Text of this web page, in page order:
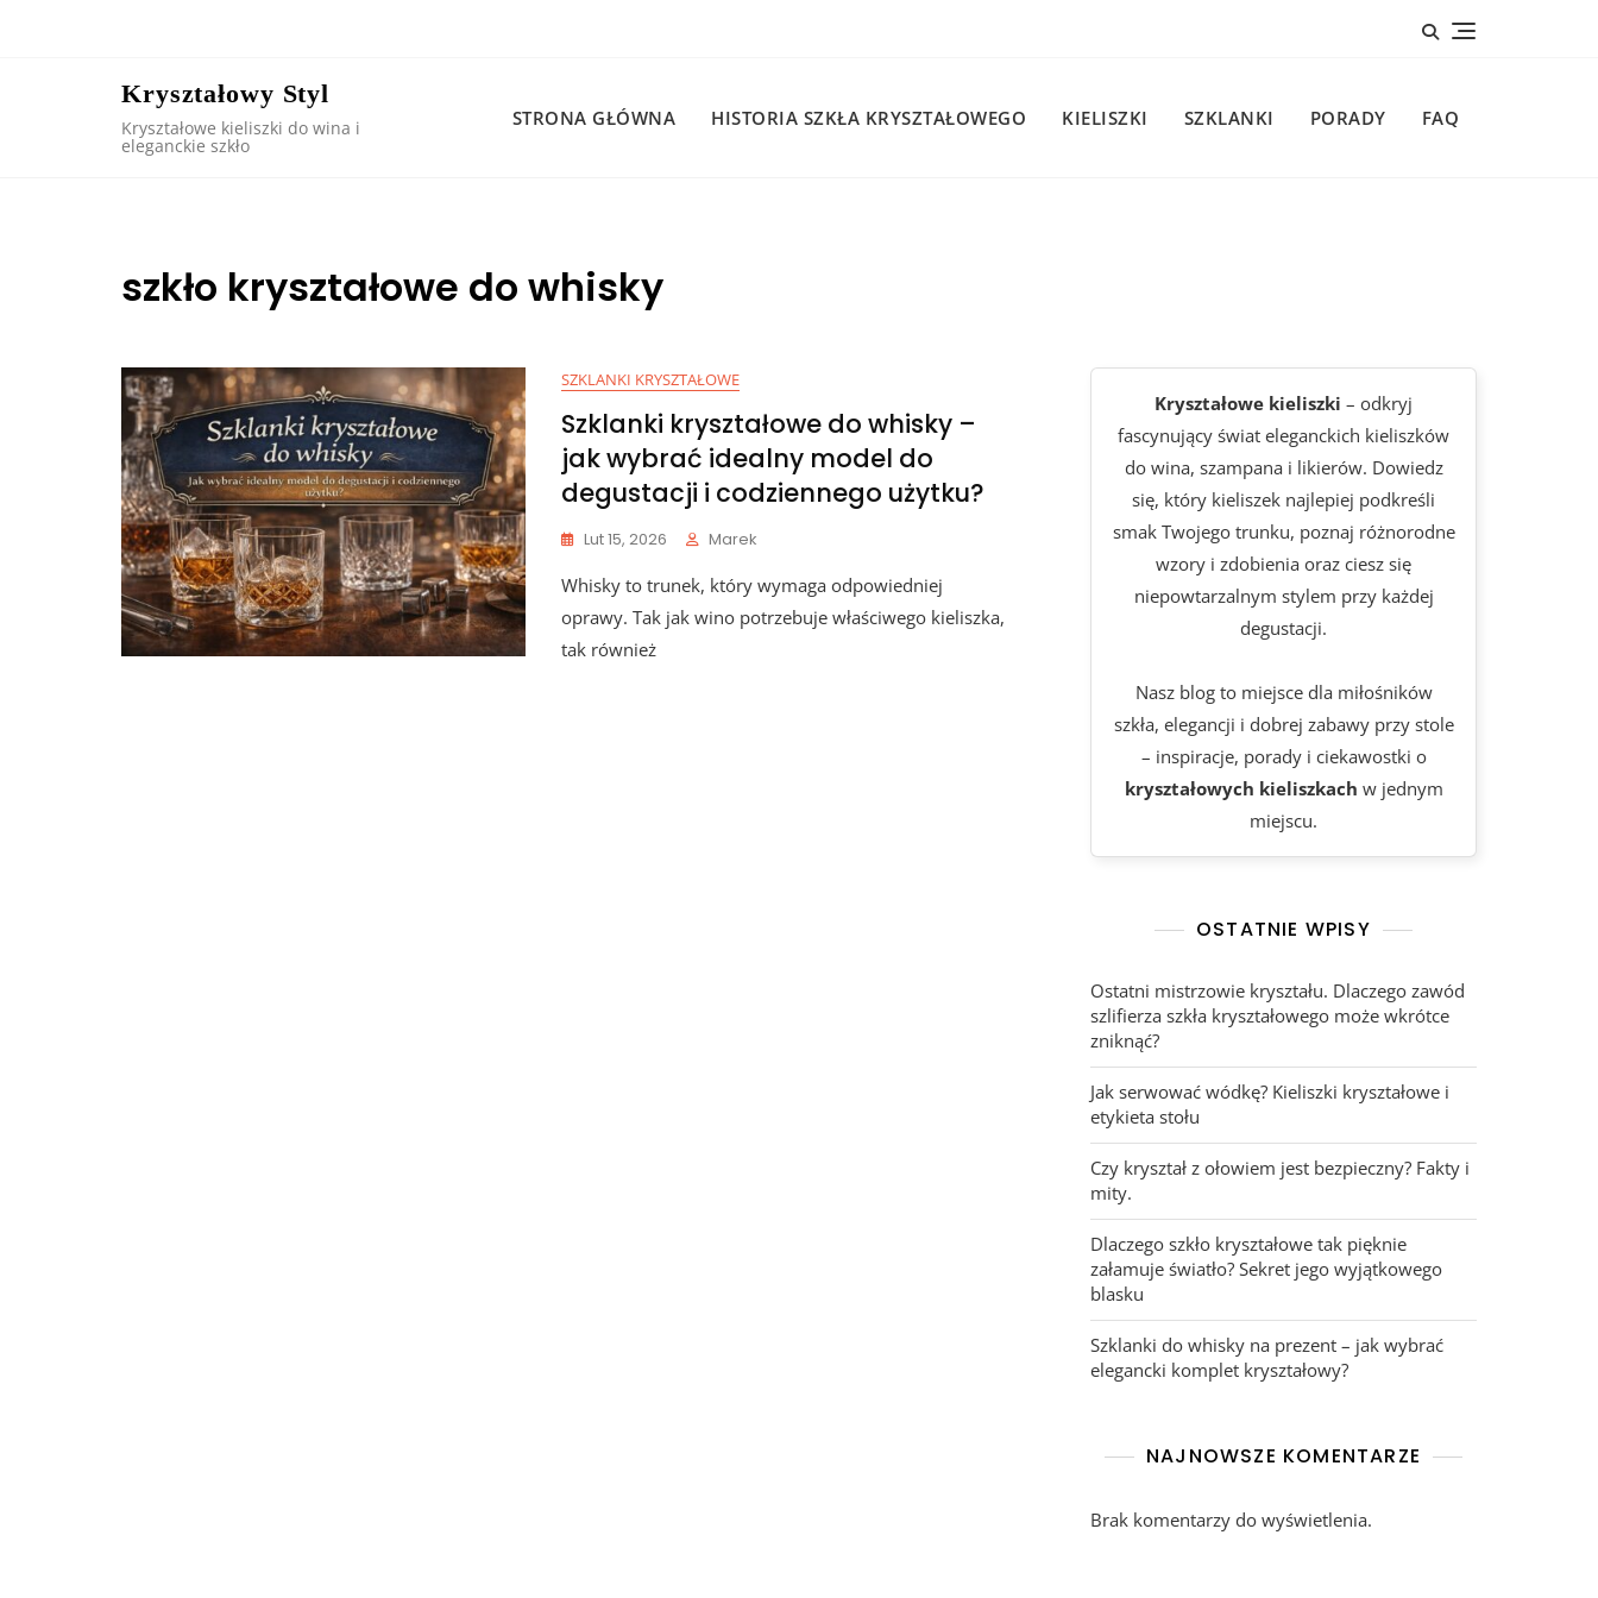
Kryształowy Styl
Kryształowe kieliszki do wina i
eleganckie szkło
STRONA GŁÓWNA HISTORIA SZKŁA KRYSZTAŁOWEGO KIELISZKI SZKLANKI PORADY FAQ
szkło kryształowe do whisky
SZKLANKI KRYSZTAŁOWE
Szklanki kryształowe do whisky –
jak wybrać idealny model do
degustacji i codziennego użytku?
Lut 15, 2026 Marek
Whisky to trunek, który wymaga odpowiedniej
oprawy. Tak jak wino potrzebuje właściwego kieliszka,
tak również
Kryształowe kieliszki – odkryj
fascynujący świat eleganckich kieliszków
do wina, szampana i likierów. Dowiedz
się, który kieliszek najlepiej podkreśli
smak Twojego trunku, poznaj różnorodne
wzory i zdobienia oraz ciesz się
niepowtarzalnym stylem przy każdej
degustacji.
Nasz blog to miejsce dla miłośników
szkła, elegancji i dobrej zabawy przy stole
– inspiracje, porady i ciekawostki o
kryształowych kieliszkach w jednym
miejscu.
OSTATNIE WPISY
Ostatni mistrzowie kryształu. Dlaczego zawód
szlifierza szkła kryształowego może wkrótce
zniknąć?
Jak serwować wódkę? Kieliszki kryształowe i
etykieta stołu
Czy kryształ z ołowiem jest bezpieczny? Fakty i
mity.
Dlaczego szkło kryształowe tak pięknie
załamuje światło? Sekret jego wyjątkowego
blasku
Szklanki do whisky na prezent – jak wybrać
elegancki komplet kryształowy?
NAJNOWSZE KOMENTARZE
Brak komentarzy do wyświetlenia.